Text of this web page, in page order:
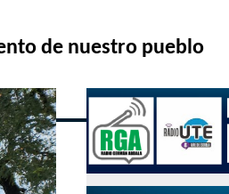
de nuestro pueblo